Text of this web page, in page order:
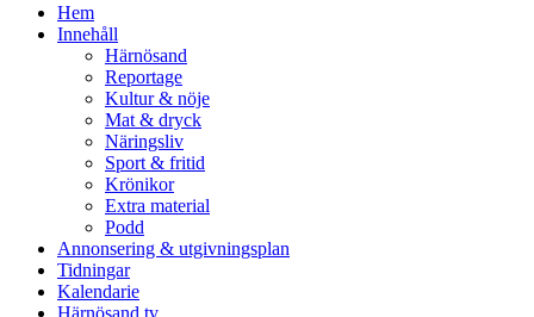
Hem
Innehåll
Härnösand
Reportage
Kultur & nöje
Mat & dryck
Näringsliv
Sport & fritid
Krönikor
Extra material
Podd
Annonsering & utgivningsplan
Tidningar
Kalendarie
Härnösand.tv